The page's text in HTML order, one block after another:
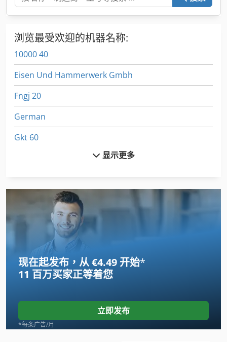
浏览最受欢迎的机器名称:
10000 40
Eisen Und Hammerwerk Gmbh
Fngj 20
German
Gkt 60
Tur 560
全自动钻孔机
其他
其他 人
其他 设备
其他 配件
显示更多
现在起发布，从 €4.49 开始*
11 百万买家正等着您
立即发布
*每条广告/月